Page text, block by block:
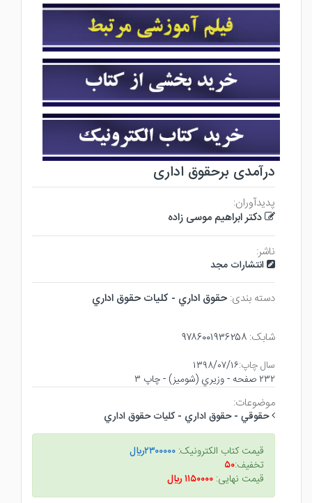
درآمدی برحقوق اداری
پدیدآوران:
دکتر ابراهیم موسی زاده
ناشر:
انتشارات مجد
دسته بندی: حقوق اداري - كليات حقوق اداري
شابک: ۹۷۸۶۰۰۱۹۳۶۲۵۸
سال چاپ:۱۳۹۸/۰۷/۱۶
۲۳۲ صفحه - وزيري (شوميز) - چاپ ۳
موضوعات:
حقوقي - حقوق اداري - كليات حقوق اداري
قیمت کتاب الکترونیک: ۲۳۰۰۰۰۰ريال
تخفیف:۵۰
قیمت نهایی: ۱۱۵۰۰۰۰ ريال